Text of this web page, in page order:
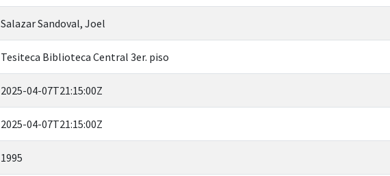
Salazar Sandoval, Joel
Tesiteca Biblioteca Central 3er. piso
2025-04-07T21:15:00Z
2025-04-07T21:15:00Z
1995